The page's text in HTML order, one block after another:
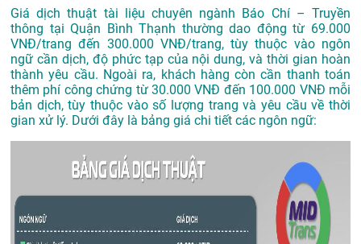
Giá dịch thuật tài liệu chuyên ngành Báo Chí – Truyền
thông tại Quận Bình Thạnh thường dao động từ 69.000
VNĐ/trang đến 300.000 VNĐ/trang, tùy thuộc vào ngôn
ngữ cần dịch, độ phức tạp của nội dung, và thời gian hoàn
thành yêu cầu. Ngoài ra, khách hàng còn cần thanh toán
thêm phí công chứng từ 30.000 VNĐ đến 100.000 VNĐ mỗi
bản dịch, tùy thuộc vào số lượng trang và yêu cầu về thời
gian xử lý. Dưới đây là bảng giá chi tiết các ngôn ngữ: